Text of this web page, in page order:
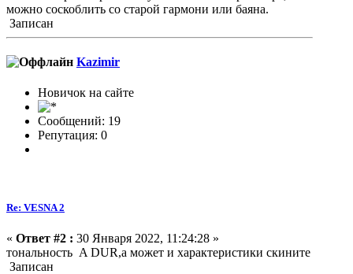
можно соскоблить со старой гармони или баяна.
Записан
Kazimir
Новичок на сайте
Сообщений: 19
Репутация: 0
Re: VESNA 2
« Ответ #2 : 30 Января 2022, 11:24:28 »
тональность A DUR,а может и характеристики скините
Записан